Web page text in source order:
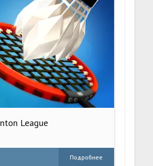
League
Подробнее